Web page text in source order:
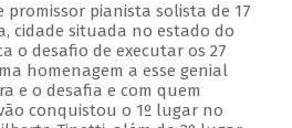
promissor pianista solista de 17
cidade situada no estado do
o desafio de executar os 27
homenagem a esse genial
e o desafia e com quem
conquistou o 1º lugar no